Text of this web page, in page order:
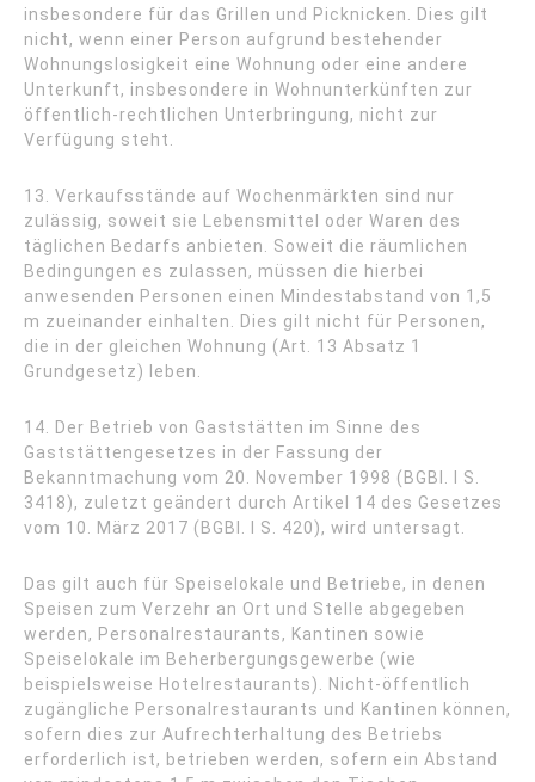
insbesondere für das Grillen und Picknicken. Dies gilt
nicht, wenn einer Person aufgrund bestehender
Wohnungslosigkeit eine Wohnung oder eine andere
Unterkunft, insbesondere in Wohnunterkünften zur
öffentlich-rechtlichen Unterbringung, nicht zur
Verfügung steht.
13. Verkaufsstände auf Wochenmärkten sind nur
zulässig, soweit sie Lebensmittel oder Waren des
täglichen Bedarfs anbieten. Soweit die räumlichen
Bedingungen es zulassen, müssen die hierbei
anwesenden Personen einen Mindestabstand von 1,5
m zueinander einhalten. Dies gilt nicht für Personen,
die in der gleichen Wohnung (Art. 13 Absatz 1
Grundgesetz) leben.
14. Der Betrieb von Gaststätten im Sinne des
Gaststättengesetzes in der Fassung der
Bekanntmachung vom 20. November 1998 (BGBl. I S.
3418), zuletzt geändert durch Artikel 14 des Gesetzes
vom 10. März 2017 (BGBl. I S. 420), wird untersagt.
Das gilt auch für Speiselokale und Betriebe, in denen
Speisen zum Verzehr an Ort und Stelle abgegeben
werden, Personalrestaurants, Kantinen sowie
Speiselokale im Beherbergungsgewerbe (wie
beispielsweise Hotelrestaurants). Nicht-öffentlich
zugängliche Personalrestaurants und Kantinen können,
sofern dies zur Aufrechterhaltung des Betriebs
erforderlich ist, betrieben werden, sofern ein Abstand